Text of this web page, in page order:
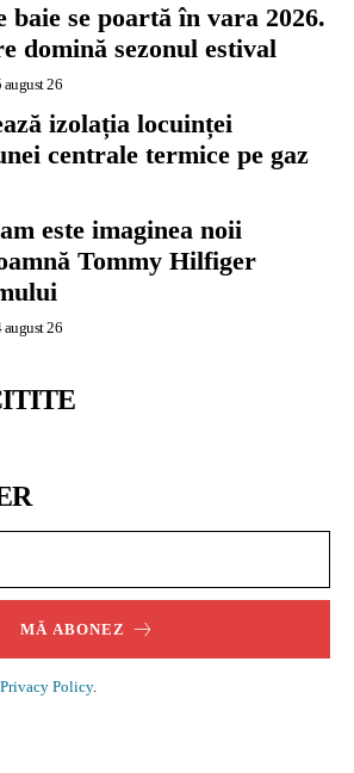
baie se poartă în vara 2026.
domină sezonul estival
august 26
izolația locuinței
centrale termice pe gaz
este imaginea noii
Tommy Hilfiger
august 26
MĂ ABONEZ
Privacy Policy.